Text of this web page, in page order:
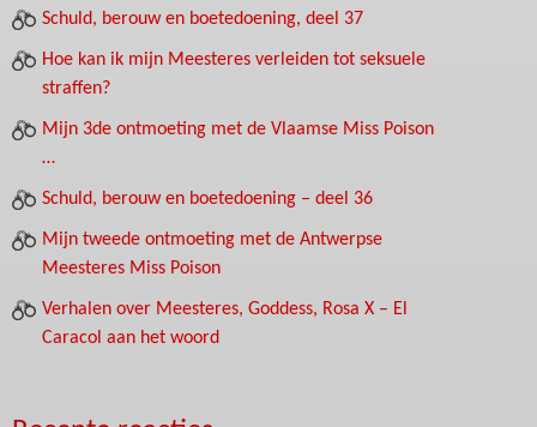
Schuld, berouw en boetedoening, deel 37
Hoe kan ik mijn Meesteres verleiden tot seksuele
straffen?
Mijn 3de ontmoeting met de Vlaamse Miss Poison
…
Schuld, berouw en boetedoening – deel 36
Mijn tweede ontmoeting met de Antwerpse
Meesteres Miss Poison
Verhalen over Meesteres, Goddess, Rosa X – El
Caracol aan het woord